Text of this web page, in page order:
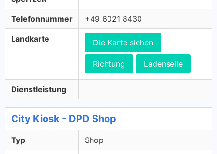
Telefonnummer +49 6021 8430
Landkarte Die Karte siehen
Richtung Ladenseile
Dienstleistung
City Kiosk - DPD Shop
Typ Shop